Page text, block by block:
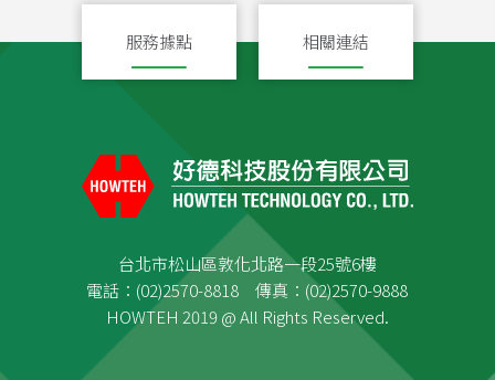
服務據點 相關連結
台北市松山區敦化北路一段25號6樓
電話：(02)2570-8818 傳真：(02)2570-9888
HOWTEH 2019 @ All Rights Reserved.